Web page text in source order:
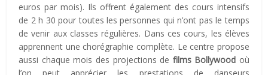
euros par mois). Ils offrent également des cours intensifs
de 2 h 30 pour toutes les personnes qui n’ont pas le temps
de venir aux classes régulières. Dans ces cours, les élèves
apprennent une chorégraphie complète. Le centre propose
aussi chaque mois des projections de films Bollywood où